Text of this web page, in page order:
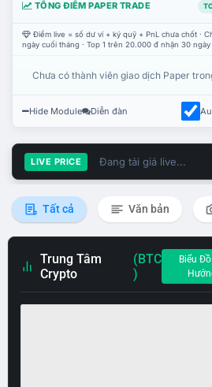
TỔNG ĐIỂM PAPER TRADE
Điểm live = số dư ví + ký quỹ + PnL chưa chốt ·
ngày cuối tháng · Top 1 trên 20.000 đ nhận 30 ngày
Chưa có thành viên giao dịch Paper
Hide Module Diễn đàn
LIVE PRICE Đang tải giá live...
Tất cả Văn bản
Trung Tâm
Crypto
(BTC
)
Biểu